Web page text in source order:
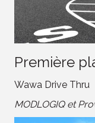
Première
Wawa Drive Thru
MODLOGIQ et